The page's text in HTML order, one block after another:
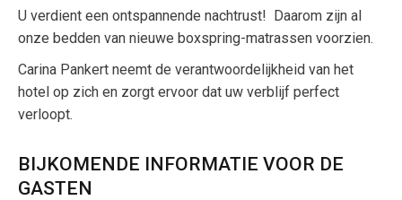
U verdient een ontspannende nachtrust! Daarom zijn al
onze bedden van nieuwe boxspring-matrassen voorzien.
Carina Pankert neemt de verantwoordelijkheid van het
hotel op zich en zorgt ervoor dat uw verblijf perfect
verloopt.
BIJKOMENDE INFORMATIE VOOR DE
GASTEN